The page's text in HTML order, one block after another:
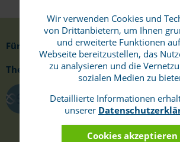
Für folgende Webinare können Sie sich
Themen-Webinare:
AUGIAS-Konvert
Wir verwenden Cookies und
von Drittanbietern, um Ihnen
und erweiterte Funktionen
Webseite bereitzustellen, das
zu analysieren und die
sozialen Medien zu
Detaillierte Informationen
unserer
Cookies akzeptieren